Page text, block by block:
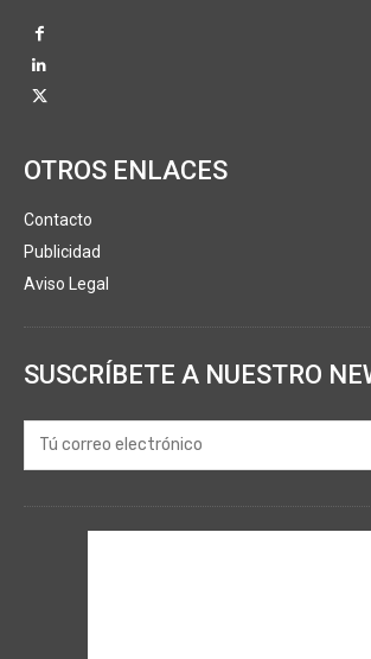
OTROS ENLACES
Contacto
Publicidad
Aviso Legal
SUSCRÍBETE A NUESTRO